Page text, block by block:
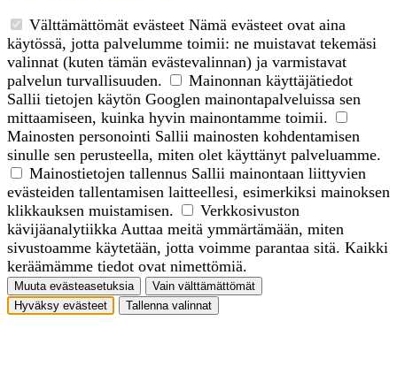
Välttämättömät evästeet Nämä evästeet ovat aina
käytössä, jotta palvelumme toimii: ne muistavat tekemäsi
valinnat (kuten tämän evästevalinnan) ja varmistavat
palvelun turvallisuuden.
Mainonnan käyttäjätiedot
Sallii tietojen käytön Googlen mainontapalveluissa sen
mittaamiseen, kuinka hyvin mainontamme toimii.
Mainosten personointi Sallii mainosten kohdentamisen
sinulle sen perusteella, miten olet käyttänyt palveluamme.
Mainostietojen tallennus Sallii mainontaan liittyvien
evästeiden tallentamisen laitteellesi, esimerkiksi mainoksen
klikkauksen muistamisen.
Verkkosivuston
kävijäanalytiikka Auttaa meitä ymmärtämään, miten
sivustoamme käytetään, jotta voimme parantaa sitä. Kaikki
keräämämme tiedot ovat nimettömiä.
Muuta evästeasetuksia
Vain välttämättömät
Hyväksy evästeet
Tallenna valinnat